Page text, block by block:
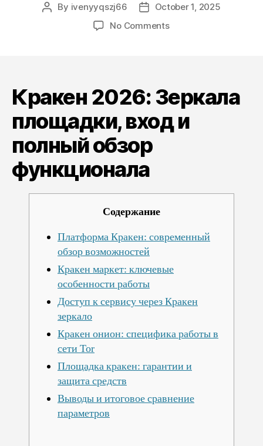
Post
By ivenyyqszj66
PostOctober 1, 2025
No Commentson
и
полный
обзор
Кракен 2026: Зеркала
площадки, вход и
полный обзор
функционала
Содержание
Платформа Кракен: современный
обзор возможностей
Кракен маркет: ключевые
особенности работы
Доступ к сервису через Кракен
зеркало
Кракен онион: специфика работы в
сети Tor
Площадка кракен: гарантии и
защита средств
Выводы и итоговое сравнение
параметров